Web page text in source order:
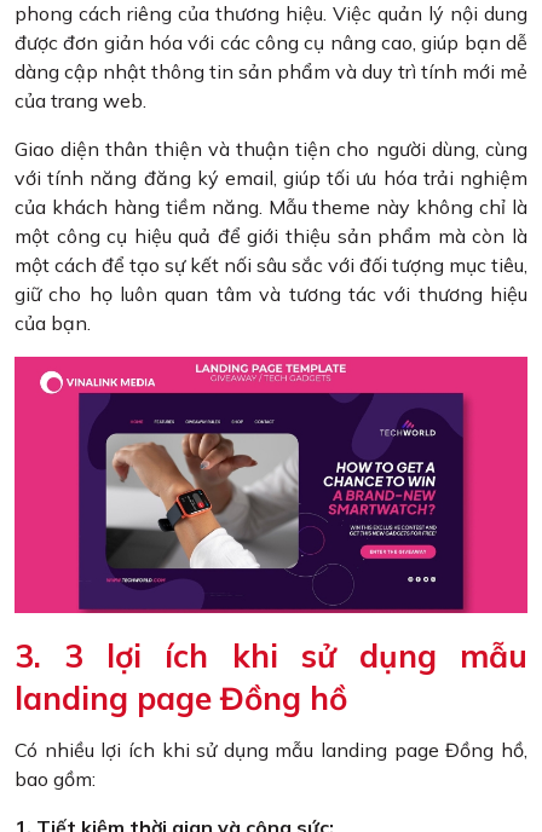
phong cách riêng của thương hiệu. Việc quản lý nội dung
được đơn giản hóa với các công cụ nâng cao, giúp bạn dễ
dàng cập nhật thông tin sản phẩm và duy trì tính mới mẻ
của trang web.
Giao diện thân thiện và thuận tiện cho người dùng, cùng
với tính năng đăng ký email, giúp tối ưu hóa trải nghiệm
của khách hàng tiềm năng. Mẫu theme này không chỉ là
một công cụ hiệu quả để giới thiệu sản phẩm mà còn là
một cách để tạo sự kết nối sâu sắc với đối tượng mục tiêu,
giữ cho họ luôn quan tâm và tương tác với thương hiệu
của bạn.
3. 3 lợi ích khi sử dụng mẫu
landing page Đồng hồ
Có nhiều lợi ích khi sử dụng mẫu landing page Đồng hồ,
bao gồm: